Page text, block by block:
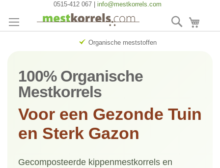
inhoud
0515-412 067 | info@mestkorrels.com
Zoek
Organische meststoffen
100% Organische
Mestkorrels
Voor een Gezonde Tuin
en Sterk Gazon
Gecomposteerde kippenmestkorrels en